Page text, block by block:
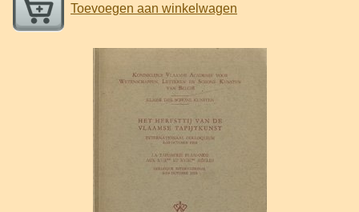
Toevoegen aan winkelwagen